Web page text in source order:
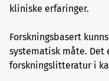
kliniske erfaringer.
Forskningsbasert
systematisk måte.
forskningslitteratur i